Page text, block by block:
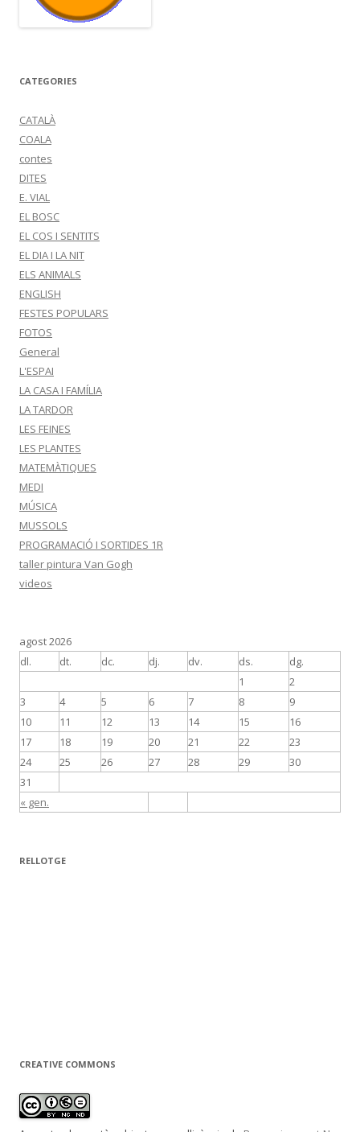
CATEGORIES
CATALÀ
COALA
contes
DITES
E. VIAL
EL BOSC
EL COS I SENTITS
EL DIA I LA NIT
ELS ANIMALS
ENGLISH
FESTES POPULARS
FOTOS
General
L'ESPAI
LA CASA I FAMÍLIA
LA TARDOR
LES FEINES
LES PLANTES
MATEMÀTIQUES
MEDI
MÚSICA
MUSSOLS
PROGRAMACIÓ I SORTIDES 1R
taller pintura Van Gogh
videos
agost 2026
dl.
dt. dc. dj. dv. ds. dg.
« gen.
1
2
3
4 5 6 7 8
9
10
11 12 13 14 15
16
17
18 19 20 21 22
23
24
25 26 27 28 29
30
31
RELLOTGE
CREATIVE COMMONS